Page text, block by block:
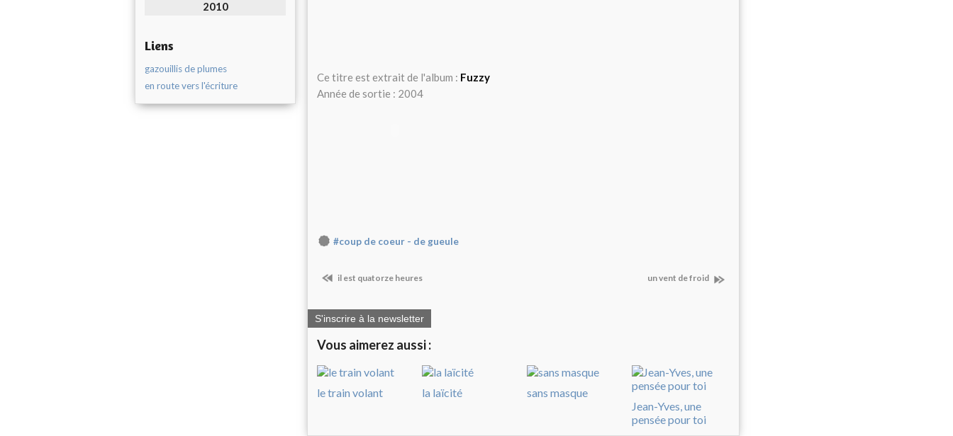
2010
Liens
gazouillis de plumes
en route vers l'écriture
Ce titre est extrait de l'album : Fuzzy
Année de sortie : 2004
#coup de coeur - de gueule
il est quatorze heures un vent de froid
S'inscrire à la newsletter
Vous aimerez aussi :
le train volant la laïcité
sans masque
Jean-Yves, une
pensée pour toi